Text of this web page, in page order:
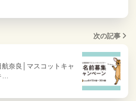
次の記事
航奈良│マスコットキャ